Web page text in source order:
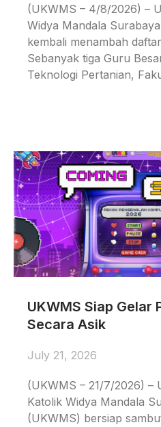
(UKWMS – 4/8/2026) –
Widya Mandala
kembali menambah
Sebanyak tiga Guru
Teknologi Pertanian,
UKWMS Siap Gelar
Secara Asik
July 21, 2026
(UKWMS – 21/7/2026) –
Katolik Widya Mandala
(UKWMS) bersiap